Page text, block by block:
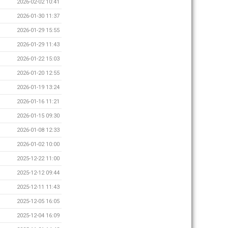
2026-02-02 10:41
2026-01-30 11:37
2026-01-29 15:55
2026-01-29 11:43
2026-01-22 15:03
2026-01-20 12:55
2026-01-19 13:24
2026-01-16 11:21
2026-01-15 09:30
2026-01-08 12:33
2026-01-02 10:00
2025-12-22 11:00
2025-12-12 09:44
2025-12-11 11:43
2025-12-05 16:05
2025-12-04 16:09